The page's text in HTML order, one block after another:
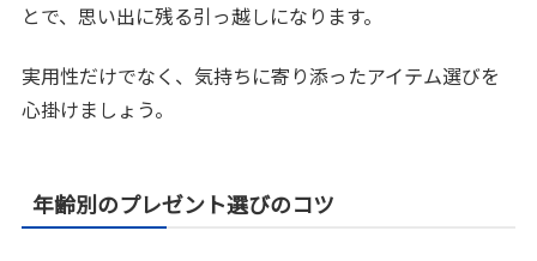
とで、思い出に残る引っ越しになります。
実用性だけでなく、気持ちに寄り添ったアイテム選びを
心掛けましょう。
年齢別のプレゼント選びのコツ